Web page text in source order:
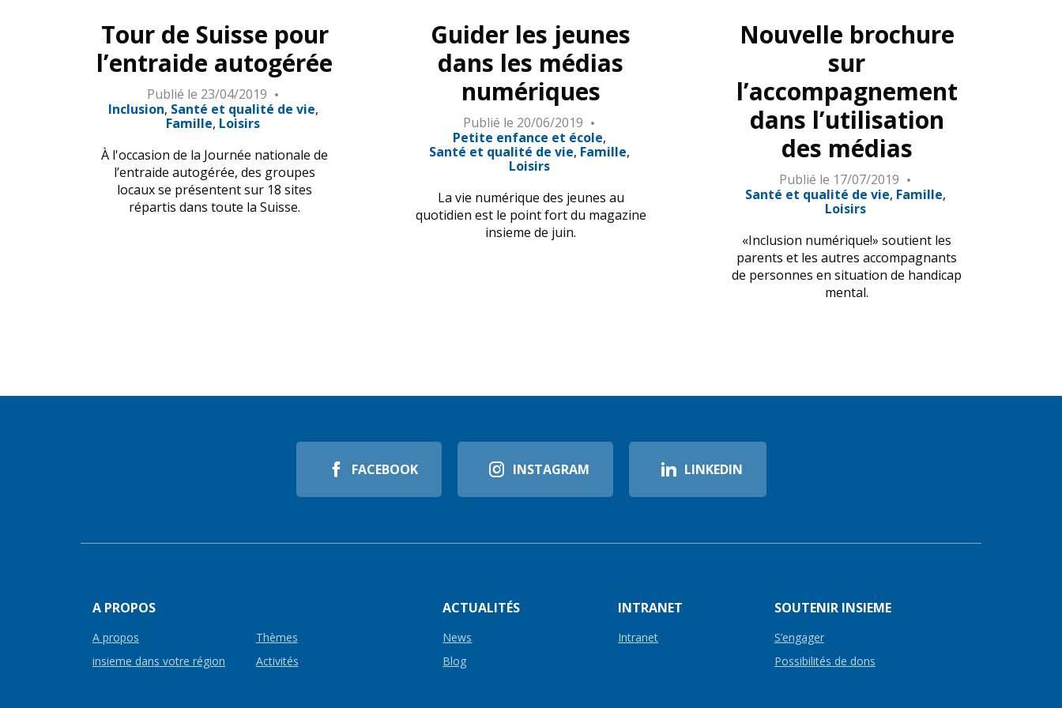
Tour de Suisse pour
l’entraide autogérée
Publié le 23/04/2019
Inclusion Santé et qualité de vie
Famille Loisirs
À l'occasion de la Journée nationale de
l’entraide autogérée, des groupes
locaux se présentent sur 18 sites
répartis dans toute la Suisse.
Guider les jeunes
dans les médias
numériques
Publié le 20/06/2019
Petite enfance et école
Santé et qualité de vie Famille
Loisirs
La vie numérique des jeunes au
quotidien est le point fort du magazine
insieme de juin.
Nouvelle brochure
sur
l’accompagnement
dans l’utilisation
des médias
Publié le 17/07/2019
Santé et qualité de vie Famille
Loisirs
«Inclusion numérique!» soutient les
parents et les autres accompagnants
de personnes en situation de handicap
mental.
FACEBOOK INSTAGRAM LINKEDIN
A PROPOS
A propos
Thèmes
insieme dans votre région
Activités
ACTUALITÉS
News
Blog
INTRANET
Intranet
SOUTENIR INSIEME
S’engager
Possibilités de dons